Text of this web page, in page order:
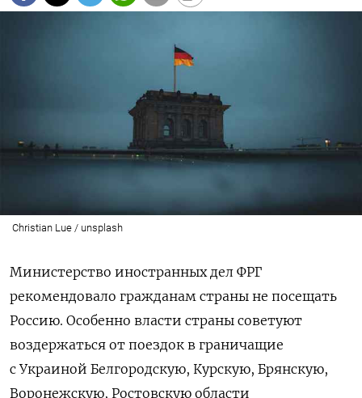
Christian Lue / unsplash
Министерство иностранных дел ФРГ
рекомендовало гражданам страны не посещать
Россию. Особенно власти страны советуют
воздержаться от поездок в граничащие
с Украиной Белгородскую, Курскую, Брянскую,
Воронежскую, Ростовскую области